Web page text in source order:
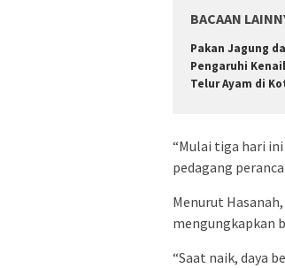
BACAAN
Pakan Jagung
Pengaruhi
Telur Ayam di
“Mulai tiga hari ini
pedagang
Menurut
mengungkapkan
“Saat naik, daya